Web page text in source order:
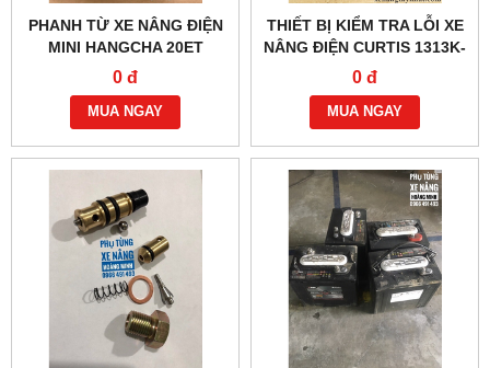
PHANH TỪ XE NÂNG ĐIỆN
MINI HANGCHA 20ET
0 đ
MUA NGAY
THIẾT BỊ KIỂM TRA LỖI XE
NÂNG ĐIỆN CURTIS 1313K-
4331
0 đ
MUA NGAY